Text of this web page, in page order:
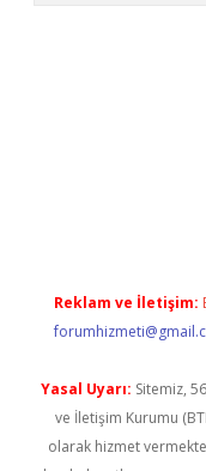
Reklam ve İletişim:
Yasal Uyarı: Sitemiz,
ve İletişim Kurumu
olarak hizmet